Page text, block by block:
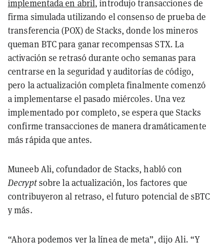
implementada en abril, introdujo transacciones de
firma simulada utilizando el consenso de prueba de
transferencia (POX) de Stacks, donde los mineros
queman BTC para ganar recompensas STX. La
activación se retrasó durante ocho semanas para
centrarse en la seguridad y auditorías de código,
pero la actualización completa finalmente comenzó
a implementarse el pasado miércoles. Una vez
implementado por completo, se espera que Stacks
confirme transacciones de manera dramáticamente
más rápida que antes.
Muneeb Ali, cofundador de Stacks, habló con
Decryptsobre la actualización, los factores que
contribuyeron al retraso, el futuro potencial de sBTC
y más.
“Ahora podemos ver la línea de meta”, dijo Ali. “Y